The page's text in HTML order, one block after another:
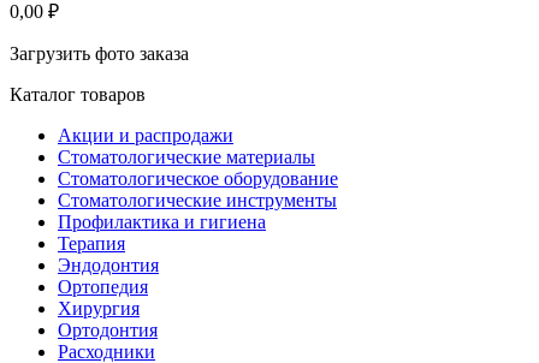
0,00 ₽
Загрузить фото заказа
Каталог товаров
Акции и распродажи
Стоматологические материалы
Стоматологическое оборудование
Стоматологические инструменты
Профилактика и гигиена
Терапия
Эндодонтия
Ортопедия
Хирургия
Ортодонтия
Расходники